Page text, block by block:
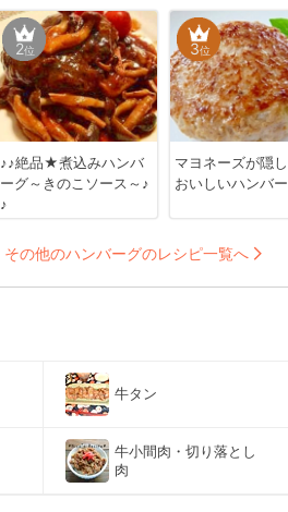
2位
♪♪絶品★煮込みハンバ
ーグ～きのこソース～♪
♪
3位
マヨネーズが隠
おいしいハンバ
その他のハンバーグのレシピ一覧へ
牛タン
牛小間肉・切り落とし
肉